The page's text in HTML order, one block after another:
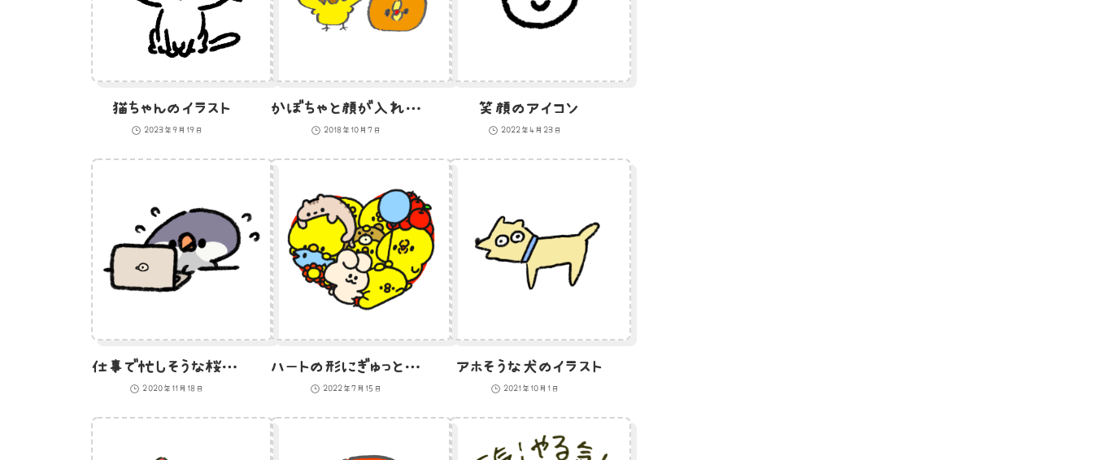
猫ちゃんのイラスト
2023年9月19日
かぼちゃと顔が入れ替わったひよこのイラスト
2018年10月7日
笑顔のアイコン
2022年4月23日
仕事で忙しそうな桜文鳥のイラスト
2020年11月18日
ハートの形にぎゅっとなったひよこたちのイラスト
2022年7月15日
アホそうな犬のイラスト
2021年10月1日